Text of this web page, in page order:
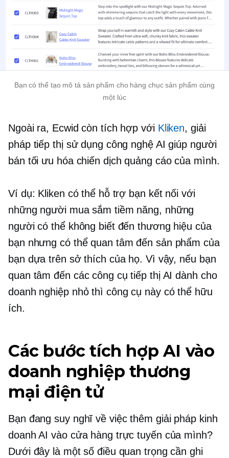
Bạn có thể tạo mô tả sản phẩm cho hàng chục sản phẩm cùng
một lúc
Ngoài ra, Ecwid còn tích hợp với Kliken, giải
pháp tiếp thị sử dụng công nghệ AI giúp người
bán tối ưu hóa chiến dịch quảng cáo của mình.
Ví dụ: Kliken có thể hỗ trợ bạn kết nối với
những người mua sắm tiềm năng, những
người có thể không biết đến thương hiệu của
bạn nhưng có thể quan tâm đến sản phẩm của
bạn dựa trên sở thích của họ. Vì vậy, nếu bạn
quan tâm đến các công cụ tiếp thị AI dành cho
doanh nghiệp nhỏ thì công cụ này có thể hữu
ích.
Các bước tích hợp AI vào
doanh nghiệp thương
mại điện tử
Bạn đang suy nghĩ về việc thêm giải pháp kinh
doanh AI vào cửa hàng trực tuyến của mình?
Dưới đây là một số điều quan trọng cần ghi